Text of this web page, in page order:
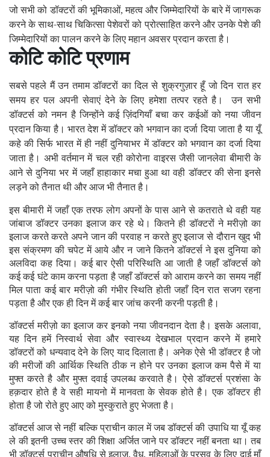
जो सभी को डॉक्टरों की भूमिकाओं,महत्व और जिम्मेदारियों के बारे में जागरूक
करने के साथ-साथ चिकित्सा पेशेवरों को प्रोत्साहित करने और उनके पेशे की
जिम्मेदारियों का पालन करने के लिए महान अवसर प्रदान करता है।
कोटि कोटि प्रणाम
सबसे पहले मैं उन तमाम डॉक्टरों का दिल से शुक्रगुज़ार हूँ जो दिन रात हर
समय हर पल अपनी सेवाएं देने के लिए हमेशा तत्पर रहते है। उन सभी
डॉक्टर्स को नमन है जिन्होंने कई ज़िंदगियाँ बचा कर कईओं को नया जीवन
प्रदान किया है। भारत देश में डॉक्टर को भगवान का दर्जा दिया जाता है या यूँ
कहे की सिर्फ भारत में ही नहीं दुनियाभर में डॉक्टर को भगवान का दर्जा दिया
जाता है। अभी वर्तमान में चल रही कोरोना वाइरस जैसी जानलेवा बीमारी के
आने से दुनिया भर में जहाँ हाहाकार मचा हुआ था वही डॉक्टर की सेना इनसे
लड़ने को तैनात थी और आज भी तैनात है।
इस बीमारी में जहाँ एक तरफ लोग अपनों के पास आने से कतराते थे वही यह
जांबाज डॉक्टर उनका इलाज कर रहे थे। कितने ही डॉक्टरों ने मरीज़ो का
इलाज करते करते अपने जान की परवाह न करते हुए इलाज से दौरान खुद भी
इस संक्रमण की चपेट में आये और न जाने कितने डॉक्टर्स ने इस दुनिया को
अलविदा कह दिया। कई बार ऐसी परिस्थिति आ जाती है जहाँ डॉक्टर्स को
कई कई घंटे काम करना पड़ता है जहाँ डॉक्टर्स को आराम करने का समय नहीं
मिल पाता कई बार मरीज़ो की गंभीर स्थिति होती जहाँ दिन रात सजग रहना
पड़ता है और एक ही दिन में कई बार जांच करनी करनी पड़ती है।
डॉक्टर्स मरीज़ो का इलाज कर इनको नया जीवनदान देता है। इसके अलावा,
यह दिन हमें निस्वार्थ सेवा और स्वास्थ्य देखभाल प्रदान करने में हमारे
डॉक्टरों को धन्यवाद देने के लिए याद दिलाता है। अनेक ऐसे भी डॉक्टर है जो
की मरीजों की आर्थिक स्थिति ठीक न होने पर उनका इलाज कम पैसे में या
मुफ्त करते है और मुफ्त दवाई उपलब्ध करवाते है। ऐसे डॉक्टर्स प्रशंसा के
हक़दार होते है वे सही मायनो में मानवता के सेवक होते है। एक डॉक्टर ही
होता है जो रोते हुए आए को मुस्कुराते हुए भेजता है।
डॉक्टर्स आज से नहीं बल्कि प्राचीन काल में जब डॉक्टर्स की उपाधि या यूँ कह
ले की इतनी उच्च स्तर की शिक्षा अर्जित जाने पर डॉक्टर नहीं बनता था। तब
भी डॉक्टर्स प्राचीन औषधि से इलाज,वैध,महिलाओं के प्रसव के लिए दाई माँ